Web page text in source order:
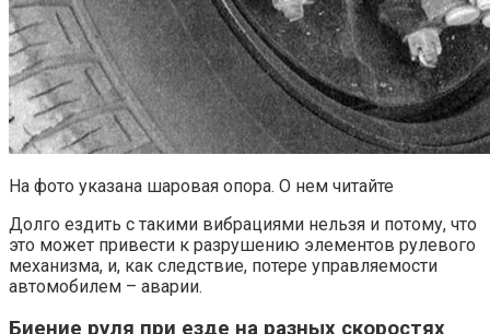
На фото указана шаровая опора. О нем читайте
Долго ездить с такими вибрациями нельзя и потому, что
это может привести к разрушению элементов рулевого
механизма, и, как следствие, потере управляемости
автомобилем – аварии.
Биение руля при езде на разных скоростях